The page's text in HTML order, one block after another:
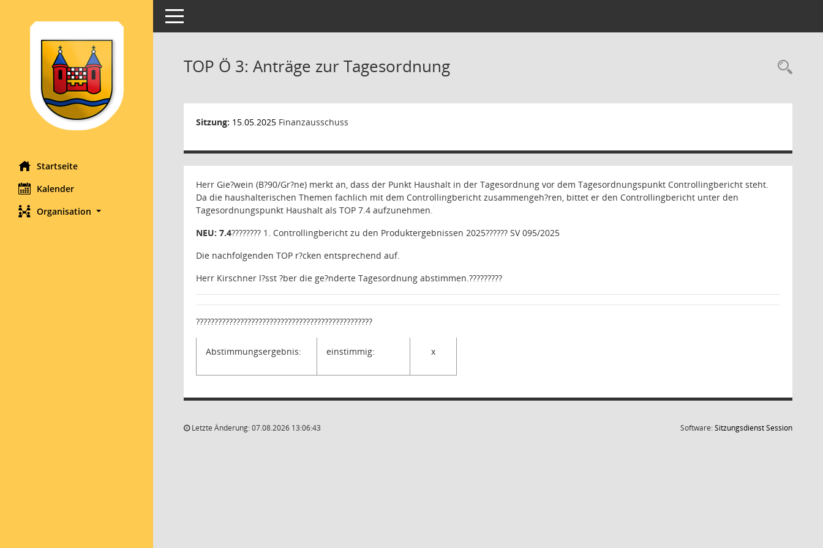
Startseite
Kalender
Organisation
Toggle navigation
TOP Ö 3: Anträge zur Tagesordnung
Sitzung: 15.05.2025 Finanzausschuss
Herr Gie?wein (B?90/Gr?ne) merkt an, dass der Punkt Haushalt in der Tagesordnung vor dem Tagesordnungspunkt Controllingbericht steht.
Da die haushalterischen Themen fachlich mit dem Controllingbericht zusammengeh?ren, bittet er den Controllingbericht unter den
Tagesordnungspunkt Haushalt als TOP 7.4 aufzunehmen.
NEU: 7.4???????? 1. Controllingbericht zu den Produktergebnissen 2025?????? SV 095/2025
Die nachfolgenden TOP r?cken entsprechend auf.
Herr Kirschner l?sst ?ber die ge?nderte Tagesordnung abstimmen.?????????
????????????????????????????????????????????????
Abstimmungsergebnis: einstimmig: x
Letzte Änderung: 07.08.2026 13:06:43 Software:SitzungsdienstSession(Wird in